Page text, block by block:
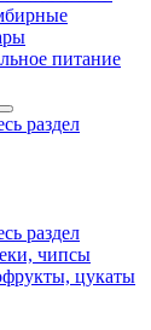
питание
раздел
раздел
чипсы
цукаты